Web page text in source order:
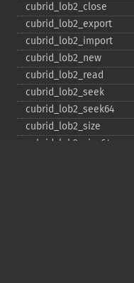
cubrid_​lob2_​close
cubrid_​lob2_​export
cubrid_​lob2_​import
cubrid_​lob2_​new
cubrid_​lob2_​read
cubrid_​lob2_​seek
cubrid_​lob2_​seek64
cubrid_​lob2_​size
cubrid_​lob2_​size64